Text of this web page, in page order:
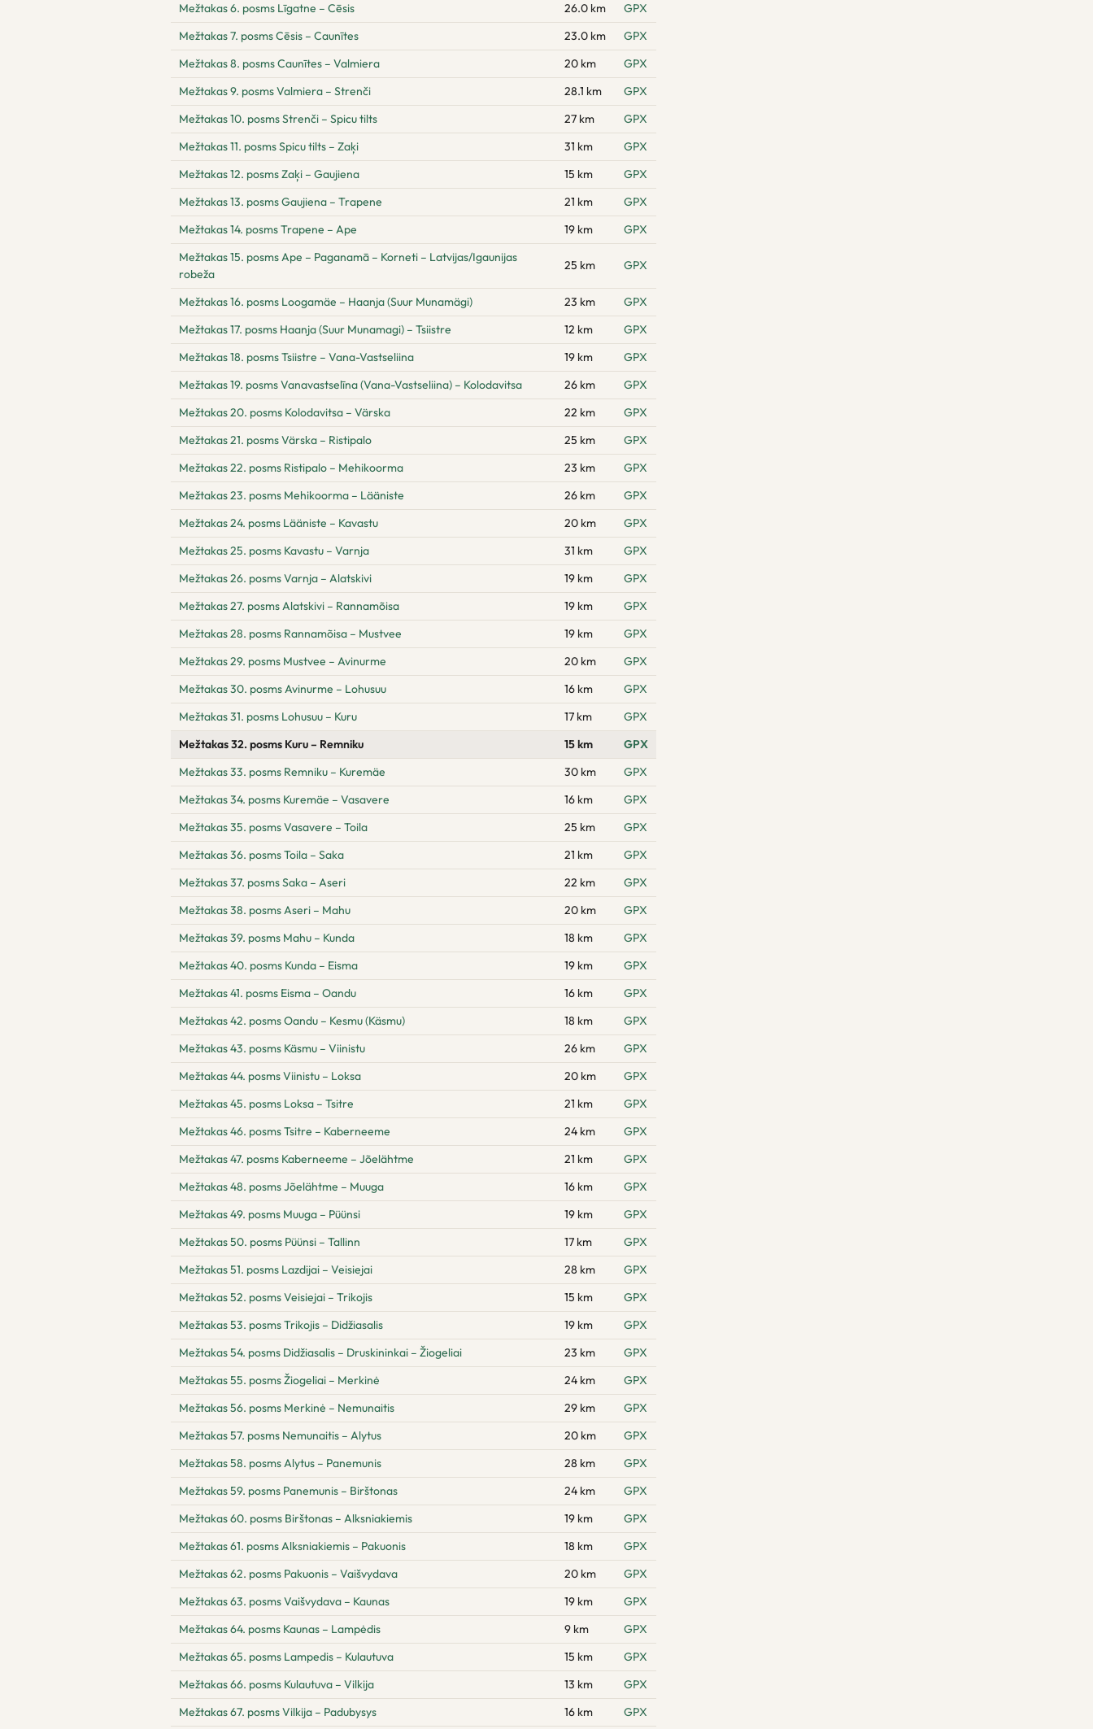
Mežtakas 6. posms Līgatne – Cēsis
26.0 km
GPX
Mežtakas 7. posms Cēsis – Caunītes
23.0 km
GPX
Mežtakas 8. posms Caunītes – Valmiera
20 km
GPX
Mežtakas 9. posms Valmiera – Strenči
28.1 km
GPX
Mežtakas 10. posms Strenči – Spicu tilts
27 km
GPX
Mežtakas 11. posms Spicu tilts – Zaķi
31 km
GPX
Mežtakas 12. posms Zaķi – Gaujiena
15 km
GPX
Mežtakas 13. posms Gaujiena – Trapene
21 km
GPX
Mežtakas 14. posms Trapene – Ape
19 km
GPX
Mežtakas 15. posms Ape – Paganamā – Korneti – Latvijas/Igaunijas
robeža
25 km GPX
Mežtakas 16. posms Loogamäe – Haanja (Suur Munamägi) 23 km
GPX
Mežtakas 17. posms Haanja (Suur Munamagi) – Tsiistre
12 km
GPX
Mežtakas 18. posms Tsiistre – Vana-Vastseliina
19 km
GPX
Mežtakas 19. posms Vanavastselīna (Vana-Vastseliina) – Kolodavitsa
26 km
GPX
Mežtakas 20. posms Kolodavitsa – Värska
22 km
GPX
Mežtakas 21. posms Värska – Ristipalo
25 km
GPX
Mežtakas 22. posms Ristipalo – Mehikoorma
23 km
GPX
Mežtakas 23. posms Mehikoorma – Lääniste
26 km
GPX
Mežtakas 24. posms Lääniste – Kavastu
20 km
GPX
Mežtakas 25. posms Kavastu – Varnja
31 km
GPX
Mežtakas 26. posms Varnja – Alatskivi
19 km
GPX
Mežtakas 27. posms Alatskivi – Rannamõisa
19 km
GPX
Mežtakas 28. posms Rannamõisa – Mustvee
19 km
GPX
Mežtakas 29. posms Mustvee – Avinurme
20 km
GPX
Mežtakas 30. posms Avinurme – Lohusuu
16 km
GPX
Mežtakas 31. posms Lohusuu – Kuru
17 km
GPX
Mežtakas 32. posms Kuru – Remniku
15 km
GPX
Mežtakas 33. posms Remniku – Kuremäe
30 km
GPX
Mežtakas 34. posms Kuremäe – Vasavere
16 km
GPX
Mežtakas 35. posms Vasavere – Toila
25 km
GPX
Mežtakas 36. posms Toila – Saka
21 km
GPX
Mežtakas 37. posms Saka – Aseri
22 km
GPX
Mežtakas 38. posms Aseri – Mahu
20 km
GPX
Mežtakas 39. posms Mahu – Kunda
18 km
GPX
Mežtakas 40. posms Kunda – Eisma
19 km
GPX
Mežtakas 41. posms Eisma – Oandu
16 km
GPX
Mežtakas 42. posms Oandu – Kesmu (Käsmu)
18 km
GPX
Mežtakas 43. posms Käsmu – Viinistu
26 km
GPX
Mežtakas 44. posms Viinistu – Loksa
20 km
GPX
Mežtakas 45. posms Loksa – Tsitre
21 km
GPX
Mežtakas 46. posms Tsitre – Kaberneeme
24 km
GPX
Mežtakas 47. posms Kaberneeme – Jõelähtme
21 km
GPX
Mežtakas 48. posms Jõelähtme – Muuga
16 km
GPX
Mežtakas 49. posms Muuga – Püünsi
19 km
GPX
Mežtakas 50. posms Püünsi – Tallinn
17 km
GPX
Mežtakas 51. posms Lazdijai – Veisiejai
28 km
GPX
Mežtakas 52. posms Veisiejai – Trikojis
15 km
GPX
Mežtakas 53. posms Trikojis – Didžiasalis
19 km
GPX
Mežtakas 54. posms Didžiasalis – Druskininkai – Žiogeliai
23 km
GPX
Mežtakas 55. posms Žiogeliai – Merkinė
24 km
GPX
Mežtakas 56. posms Merkinė – Nemunaitis
29 km
GPX
Mežtakas 57. posms Nemunaitis – Alytus
20 km
GPX
Mežtakas 58. posms Alytus – Panemunis
28 km
GPX
Mežtakas 59. posms Panemunis – Birštonas
24 km
GPX
Mežtakas 60. posms Birštonas – Alksniakiemis
19 km
GPX
Mežtakas 61. posms Alksniakiemis – Pakuonis
18 km
GPX
Mežtakas 62. posms Pakuonis – Vaišvydava
20 km
GPX
Mežtakas 63. posms Vaišvydava – Kaunas
19 km
GPX
Mežtakas 64. posms Kaunas – Lampėdis
9 km
GPX
Mežtakas 65. posms Lampedis – Kulautuva
15 km
GPX
Mežtakas 66. posms Kulautuva – Vilkija
13 km
GPX
Mežtakas 67. posms Vilkija – Padubysys
16 km GPX